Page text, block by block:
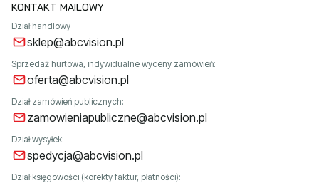
KONTAKT MAILOWY
Dział handlowy
sklep@abcvision.pl
Sprzedaż hurtowa, indywidualne wyceny zamówień:
oferta@abcvision.pl
Dział zamówień publicznych:
zamowieniapubliczne@abcvision.pl
Dział wysyłek:
spedycja@abcvision.pl
Dział księgowości (korekty faktur, płatności):